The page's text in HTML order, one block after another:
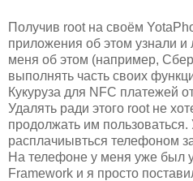
Получив root на своём
приложения об этом узнали и
меня об этом (например,
выполнять часть своих
Кукуруза для NFC платежей
Удалять ради этого root не
продолжать им
расплачиывться телефоном
На телефоне у меня уже был
Framework и я просто